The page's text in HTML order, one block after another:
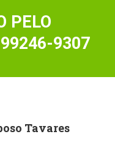
PELO
9307
Tavares